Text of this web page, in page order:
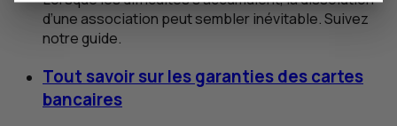
d’une association peut sembler inévitable. Suivez
notre guide.
Tout savoir sur les garanties des cartes
bancaires